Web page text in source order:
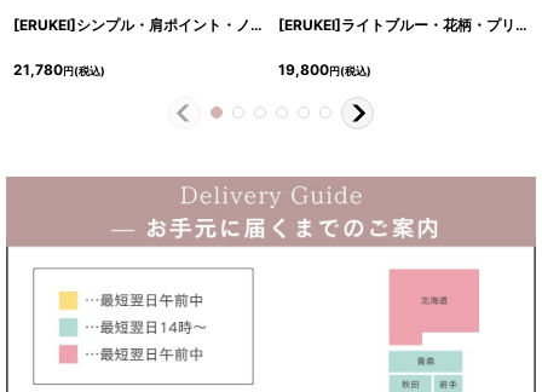
[ERUKEI]シンプル・肩ポイント・ノースリーブ・タイト・膝丈・ミディアムドレス・ワンピース[山崎みどり着用][送料無料]myiv
21,780円(税込)
[ERUKEI]ライトブルー・花柄・プリント・リボン・ノースリーブ・Aライン・フレア・膝丈・ミニドレス・ワンピース[山崎みどり着用][送料無料]
19,800円(税込)